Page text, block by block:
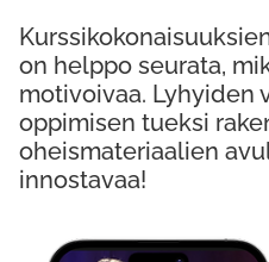
on helppo seurata,
motivoivaa. Lyhyiden
oppimisen tueksi
oheismateriaalien
innostavaa!